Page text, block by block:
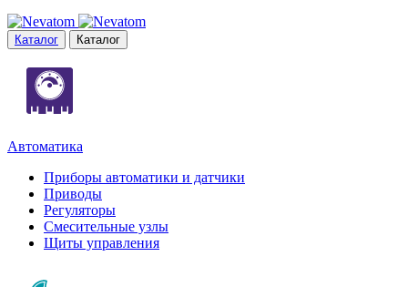
Каталог Каталог
Автоматика
Приборы автоматики и датчики
Приводы
Регуляторы
Смесительные узлы
Щиты управления